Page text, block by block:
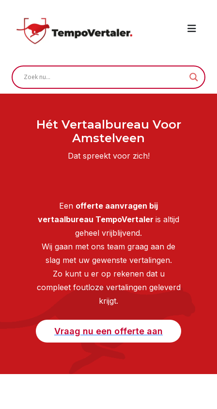
Hét Vertaalbureau Voor
Amstelveen
Dat spreekt voor zich!
Een offerte aanvragen bij
vertaalbureau TempoVertaler is altijd
geheel vrijblijvend.
Wij gaan met ons team graag aan de
slag met uw gewenste vertalingen.
Zo kunt u er op rekenen dat u
compleet foutloze vertalingen geleverd
krijgt.
Vraag nu een offerte aan